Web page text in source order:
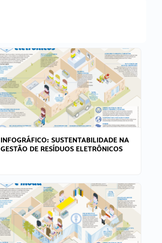
INFOGRÁFICO: SUSTENTABILIDADE NA
GESTÃO DE RESÍDUOS ELETRÔNICOS